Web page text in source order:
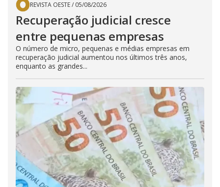
REVISTA OESTE/ 05/08/2026
Recuperação judicial cresce
entre pequenas empresas
O número de micro, pequenas e médias empresas em
recuperação judicial aumentou nos últimos três anos,
enquanto as grandes...